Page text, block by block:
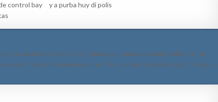
control bay
y a purba huy di polis
un victima a haya tiro den braza y un auto su windshield destrui
cu a drenta den verboden, e chauffeur a core baha y lo a sconde algo →